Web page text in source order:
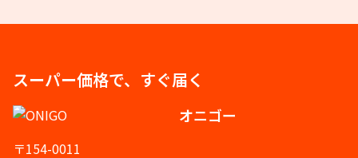
スーパー価格で、すぐ届く
オニゴー
〒154-0011